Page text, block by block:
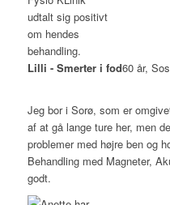
Lilli - Smerter i fod60 år,
Jeg bor i Sorø, som er
af at gå lange ture her, men
problemer med højre ben og
Behandling med Magneter,
godt.